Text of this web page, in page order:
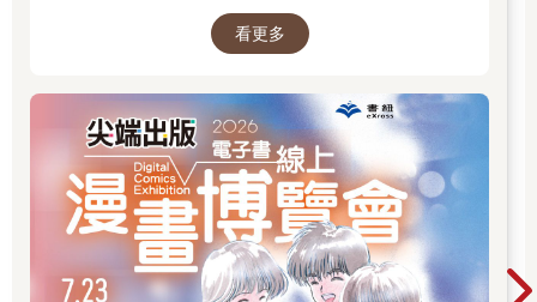
看更多